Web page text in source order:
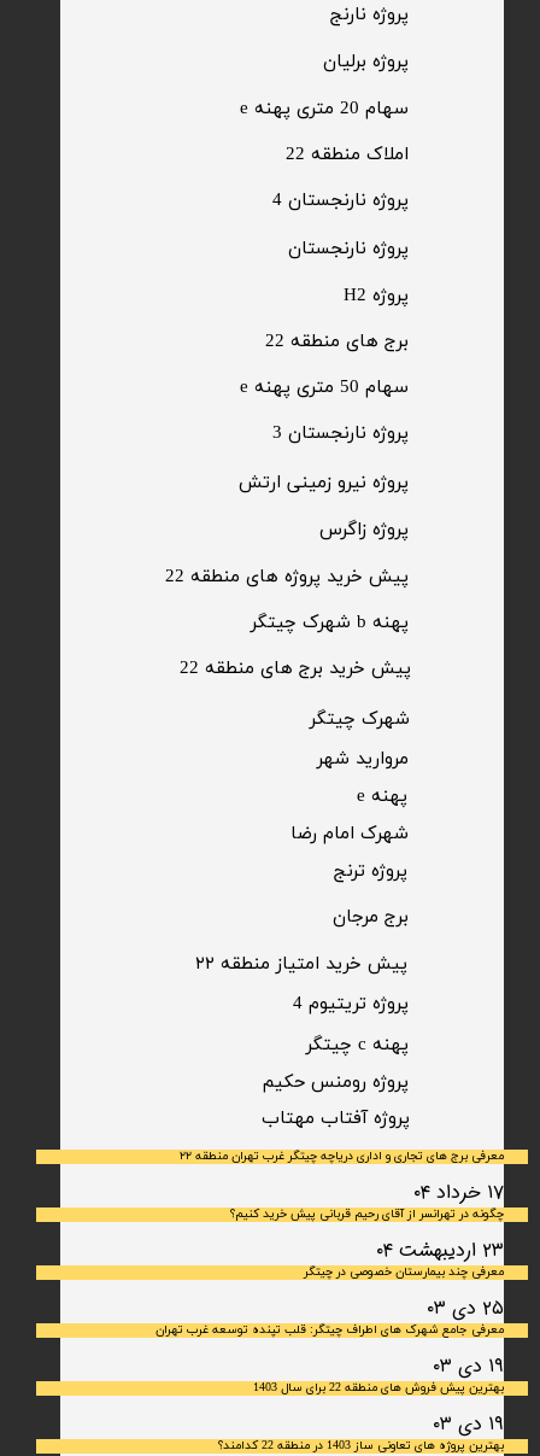
پیش خرید برج های منطقه 22
سهام 20 متری پهنه e​​​​​​​
​سهام 50 متری پهنه e
پهنه b شهرک چیتگر
​املاک منطقه 22
برج های منطقه 22
پیش خرید پروژه های منطقه 22
پروژه برلیان
پروژه H2
​پروژه زاگرس
​پروژه ترنج
​پروژه نارنج
​پروژه نارنجستان
​پروژه نیرو زمینی ارتش
پروژه نارنجستان 4
​پروژه نارنجستان 3
​شهرک چیتگر
مروارید شهر​​​​​​​
شهرک امام رضا
پهنه e
برج مرجان
معرفی برج های تجاری و اداری دریاچه چیتگر غرب تهران منطقه ۲۲
۱۷ خرداد ۰۴
چگونه در تهرانسر از آقای رحیم قربانی پیش خرید کنیم؟
۲۳ اردیبهشت ۰۴
معرفی چند بیمارستان خصوصی در چیتگر
۲۵ دی ۰۳
معرفی جامع شهرک‌ های اطراف چیتگر: قلب تپنده توسعه غرب تهران
۱۹ دی ۰۳
بهترین پیش فروش های منطقه 22 برای سال 1403
۱۹ دی ۰۳
بهترین پروژه های تعاونی ساز 1403 در منطقه 22 کدامند؟
پیش خرید امتیاز منطقه ۲۲​​​​​​​
​پروژه آفتاب مهتاب
پروژه رومنس حکیم
پهنه c چیتگر
پروژه تریتیوم 4